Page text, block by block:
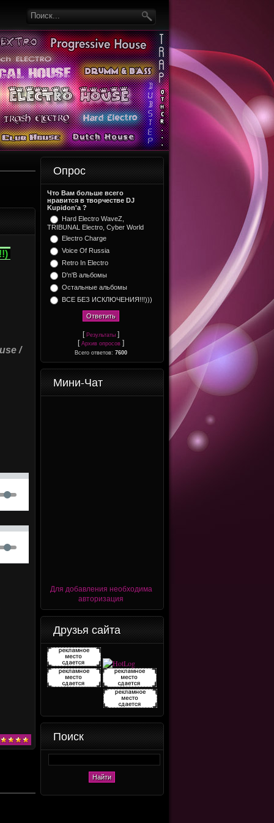
/
Опрос
Что Вам больше всего
нравится в творчестве DJ
Kupidon'a ?
Hard Electro WaveZ,
TRIBUNAL Electro, Cyber World
Electro Charge
Voice Of Russia
Retro In Electro
D'n'B альбомы
Остальные альбомы
ВСЕ БЕЗ ИСКЛЮЧЕНИЯ!!!)))
[Результаты ]
[Архив опросов ]
Всего ответов:7600
Мини-Чат
Для добавления необходима
авторизация
Друзья сайта
Поиск